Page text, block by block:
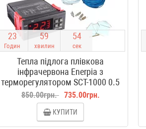
23
Годин
59
хвилин
53
сек
Тепла підлога плівкова
інфрачервона Enerpia з
терморегулятором SCT-1000 0.5
м2
850.00грн. 735.00грн.
КУПИТИ